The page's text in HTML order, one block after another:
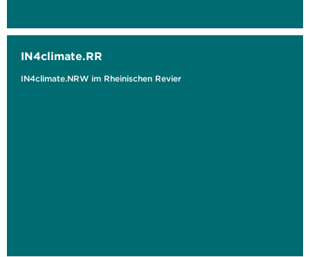
IN4climate.RR
IN4climate.NRW im Rheinischen Revier